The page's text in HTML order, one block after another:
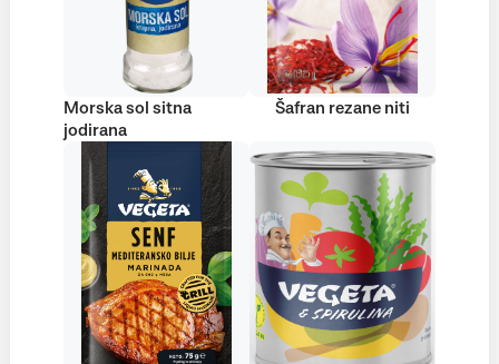
Morska sol sitna
jodirana
Šafran rezane niti